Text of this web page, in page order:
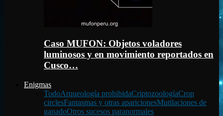
Caso MUFON: Objetos voladores
luminosos y en movimiento reportados en
Cusco…
Enigmas
TodoArqueología prohibidaCriptozoologíaCrop
circlesFantasmas y otras aparicionesMutilaciones de
ganadoOtros sucesos paranormales